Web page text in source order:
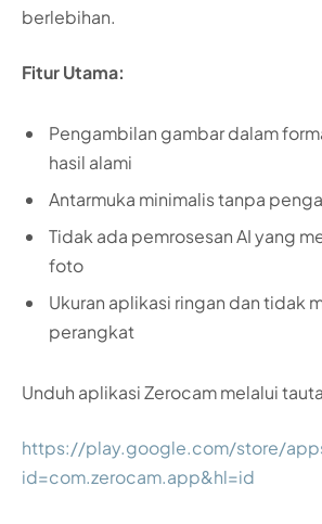
berlebihan.
Fitur Utama:
Pengambilan gambar dalam
hasil alami
Antarmuka minimalis tanpa
Tidak ada pemrosesan AI yang
foto
Ukuran aplikasi ringan dan tidak
perangkat
Unduh aplikasi Zerocam melalui
https://play.google.com/store/
id=com.zerocam.app&hl=id